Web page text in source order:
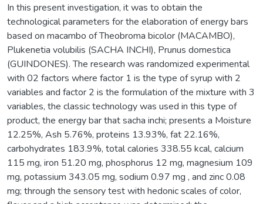
In this present investigation, it was to obtain the
technological parameters for the elaboration of energy bars
based on macambo of Theobroma bicolor (MACAMBO),
Plukenetia volubilis (SACHA INCHI), Prunus domestica
(GUINDONES). The research was randomized experimental
with 02 factors where factor 1 is the type of syrup with 2
variables and factor 2 is the formulation of the mixture with 3
variables, the classic technology was used in this type of
product, the energy bar that sacha inchi; presents a Moisture
12.25%, Ash 5.76%, proteins 13.93%, fat 22.16%,
carbohydrates 183.9%, total calories 338.55 kcal, calcium
115 mg, iron 51.20 mg, phosphorus 12 mg, magnesium 109
mg, potassium 343.05 mg, sodium 0.97 mg , and zinc 0.08
mg; through the sensory test with hedonic scales of color,